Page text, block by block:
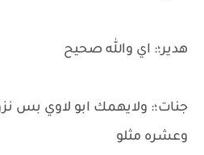
هدير؛: اي والله صحيح
جنات؛: ولايهمك ابو لاوي بس
وعشره مثلو